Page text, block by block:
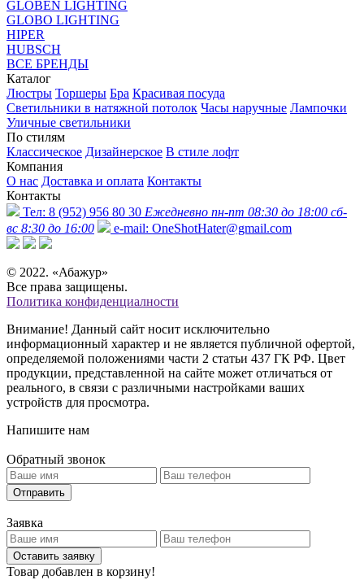
GLOBEN LIGHTING
GLOBO LIGHTING
HIPER
HUBSCH
ВСЕ БРЕНДЫ
Каталог
Люстры Торшеры Бра Красивая посуда
Светильники в натяжной потолок Часы наручные Лампочки
Уличные светильники
По стилям
Классическое Дизайнерское В стиле лофт
Компания
О нас Доставка и оплата Контакты
Контакты
Тел: 8 (952) 956 80 30 Ежедневно пн-пт 08:30 до 18:00 сб-
вс 8:30 до 16:00
e-mail: OneShotHater@gmail.com
© 2022. «Абажур»
Все права защищены.
Политика конфиденциалности
Внимание! Данный сайт носит исключительно
информационный характер и не является публичной офертой,
определяемой положениями части 2 статьи 437 ГК РФ. Цвет
продукции, представленной на сайте может отличаться от
реального, в связи с различными настройками ваших
устройств для просмотра.
Напишите нам
Обратный звонок
Отправить
Заявка
Оставить заявку
Товар добавлен в корзину!